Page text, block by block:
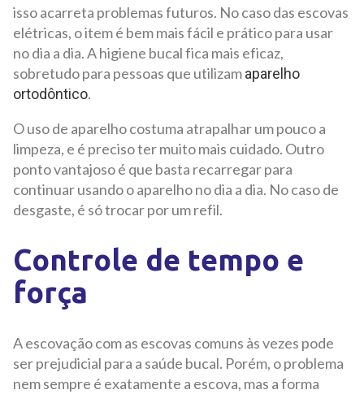
isso acarreta problemas futuros. No caso das escovas
elétricas, o item é bem mais fácil e prático para usar
no dia a dia. A higiene bucal fica mais eficaz,
sobretudo para pessoas que utilizamaparelho
ortodôntico.
O uso de aparelho costuma atrapalhar um pouco a
limpeza, e é preciso ter muito mais cuidado. Outro
ponto vantajoso é que basta recarregar para
continuar usando o aparelho no dia a dia. No caso de
desgaste, é só trocar por um refil.
Controle de tempo e
força
A escovação com as escovas comuns às vezes pode
ser prejudicial para a saúde bucal. Porém, o problema
nem sempre é exatamente a escova, mas a forma